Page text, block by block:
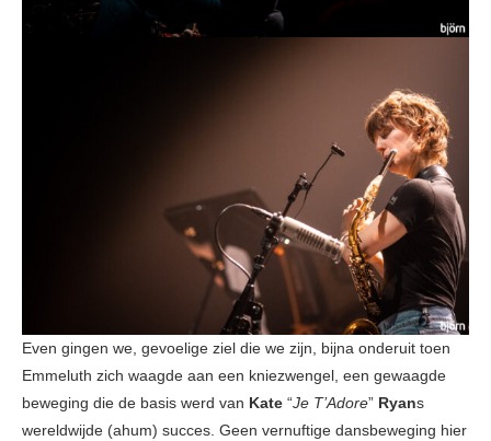
Even gingen we, gevoelige ziel die we zijn, bijna onderuit toen
Emmeluth zich waagde aan een kniezwengel, een gewaagde
beweging die de basis werd van Kate “Je T’Adore” Ryans
wereldwijde (ahum) succes. Geen vernuftige dansbeweging hier